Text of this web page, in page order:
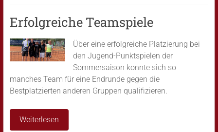
Erfolgreiche Teamspiele
Über eine erfolgreiche Platzierung bei
den Jugend-Punktspielen der
Sommersaison konnte sich so
manches Team für eine Endrunde gegen die
Bestplatzierten anderen Gruppen qualifizieren.
Weiterlesen